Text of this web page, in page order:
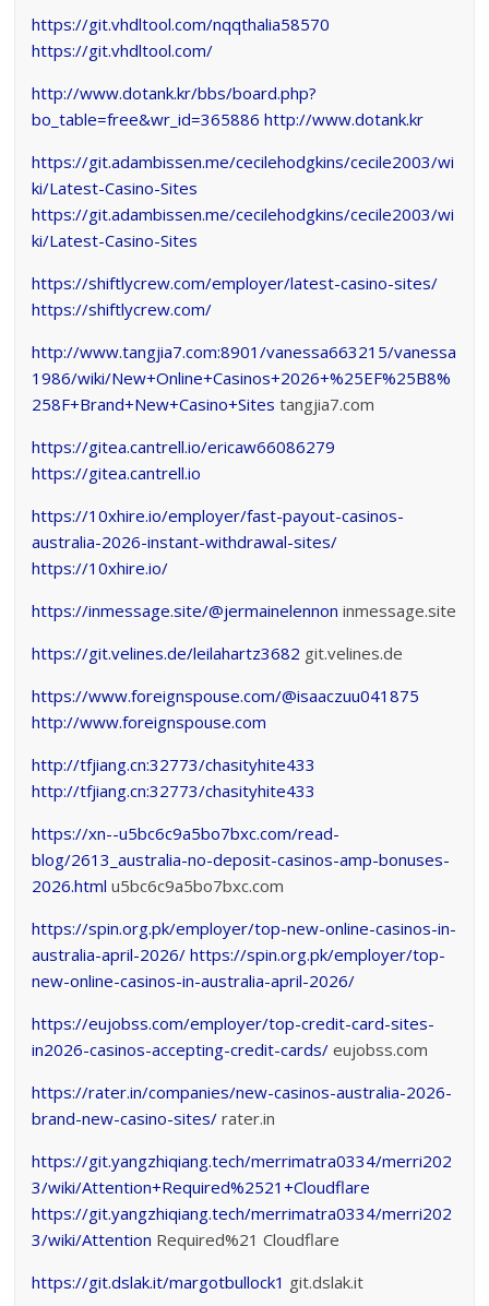
https://git.vhdltool.com/nqqthalia58570
https://git.vhdltool.com/
http://www.dotank.kr/bbs/board.php?
bo_table=free&wr_id=365886 http://www.dotank.kr
https://git.adambissen.me/cecilehodgkins/cecile2003/wi
ki/Latest-Casino-Sites
https://git.adambissen.me/cecilehodgkins/cecile2003/wi
ki/Latest-Casino-Sites
https://shiftlycrew.com/employer/latest-casino-sites/
https://shiftlycrew.com/
http://www.tangjia7.com:8901/vanessa663215/vanessa
1986/wiki/New+Online+Casinos+2026+%25EF%25B8%
258F+Brand+New+Casino+Sites tangjia7.com
https://gitea.cantrell.io/ericaw66086279
https://gitea.cantrell.io
https://10xhire.io/employer/fast-payout-casinos-
australia-2026-instant-withdrawal-sites/
https://10xhire.io/
https://inmessage.site/@jermainelennon inmessage.site
https://git.velines.de/leilahartz3682 git.velines.de
https://www.foreignspouse.com/@isaaczuu041875
http://www.foreignspouse.com
http://tfjiang.cn:32773/chasityhite433
http://tfjiang.cn:32773/chasityhite433
https://xn--u5bc6c9a5bo7bxc.com/read-
blog/2613_australia-no-deposit-casinos-amp-bonuses-
2026.html u5bc6c9a5bo7bxc.com
https://spin.org.pk/employer/top-new-online-casinos-in-
australia-april-2026/ https://spin.org.pk/employer/top-
new-online-casinos-in-australia-april-2026/
https://eujobss.com/employer/top-credit-card-sites-
in2026-casinos-accepting-credit-cards/ eujobss.com
https://rater.in/companies/new-casinos-australia-2026-
brand-new-casino-sites/ rater.in
https://git.yangzhiqiang.tech/merrimatra0334/merri202
3/wiki/Attention+Required%2521+Cloudflare
https://git.yangzhiqiang.tech/merrimatra0334/merri202
3/wiki/Attention Required%21 Cloudflare
https://git.dslak.it/margotbullock1 git.dslak.it